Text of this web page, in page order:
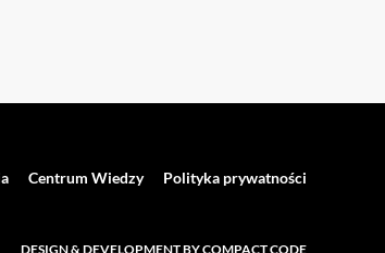
Centrum Wiedzy Polityka prywatności
DESIGN & DEVELOPMENT BY COMPACT CODE